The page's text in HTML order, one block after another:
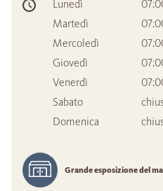
Lunedì
Martedì
Mercoledì
Giovedì
Venerdì
Sabato
Domenica
Grande esposizione del